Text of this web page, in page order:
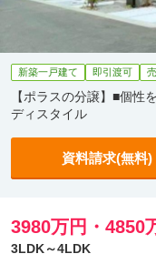
新築一戸建て 即引渡可
【ポラスの分譲】■個性
ディスタイル
資料請求(無料)
3980万円・4850
3LDK～4LDK